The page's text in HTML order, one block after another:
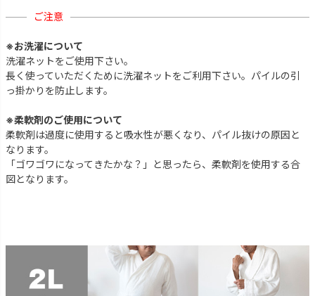
ご注意
※お洗濯について
洗濯ネットをご使用下さい。
長く使っていただくために洗濯ネットをご利用下さい。パイルの引
っ掛かりを防止します。
※柔軟剤のご使用について
柔軟剤は過度に使用すると吸水性が悪くなり、パイル抜けの原因と
なります。
「ゴワゴワになってきたかな？」と思ったら、柔軟剤を使用する合
図となります。